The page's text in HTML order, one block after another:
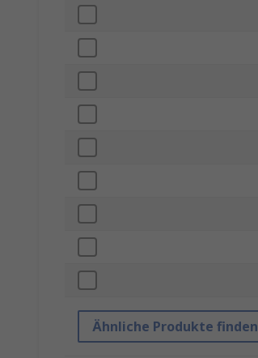
Ähnliche Produkte finden